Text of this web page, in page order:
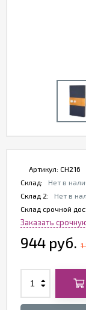
Артикул: CH216
Склад:
Нет в
Склад 2:
Нет в
Склад срочной
Заказать
944 руб. 1